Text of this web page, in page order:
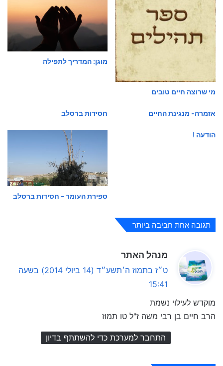
מי שרוצה חיים טובים
מוגן: המדריך לתפילה
אזמרה- מנגינת החיים חסידות ברסלב
הודעה !
ספירת העומר – חסידות ברסלב
תגובה אחת חביבה ביותר
מנהל האתר
ג
ט״ז בתמוז ה׳תשע״ד (14 ביולי 2014) בשעה
15:41
מוקדש לעילוי נשמת
הרב חיים בן רבי משה ז"ל טו תמוז
התחבר למערכת כדי להשתתף בדיון